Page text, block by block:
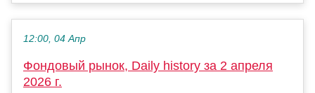
12:00, 04 Апр
Фондовый рынок, Daily history за 2 апреля
2026 г.